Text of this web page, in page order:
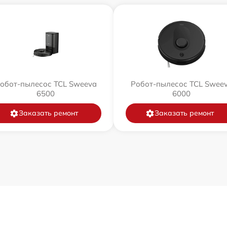
пылесос TCL Sweeva
6500
Заказать ремонт
Робот-пылесос TCL
6000
Заказать ремонт